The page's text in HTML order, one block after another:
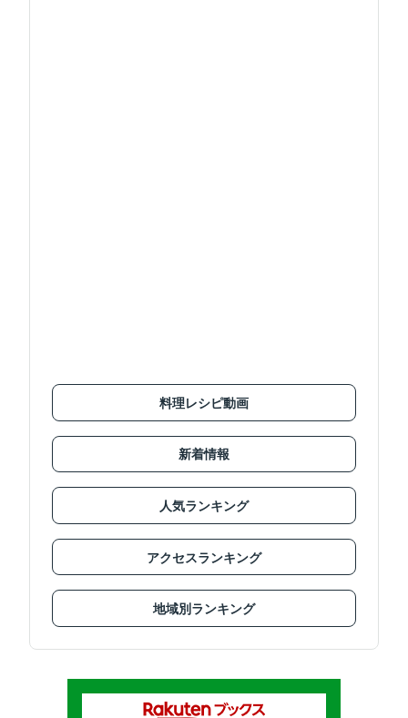
料理レシピ動画
新着情報
人気ランキング
アクセスランキング
地域別ランキング